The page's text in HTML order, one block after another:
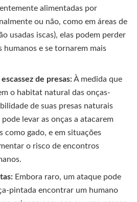
alimentadas por
ou não, como em áreas de
usadas iscas), elas podem perder
humanos e se tornarem mais
de presas:À medida que
o habitat natural das onças-
de suas presas naturais
levar as onças a atacarem
como gado, e em situações
o risco de encontros
Embora raro, um ataque pode
pintada encontrar um humano